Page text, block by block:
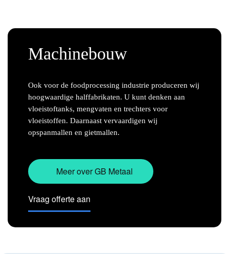
Oldtimers
Bouw en infrastructuur
Verlichtingsindustrie
Overig
Nieuws
Machinebouw
Ook voor de foodprocessing industrie produceren wij
hoogwaardige halffabrikaten. U kunt denken aan
vloeistoftanks, mengvaten en trechters voor
vloeistoffen. Daarnaast vervaardigen wij
opspanmallen en gietmallen.
Meer over GB Metaal
Vraag offerte aan